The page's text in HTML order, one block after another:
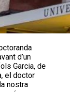
d’un
Garcia, de
el doctor
nostra